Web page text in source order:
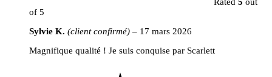
Rated 5 out
of 5
Sylvie K. (client confirmé) – 17 mars 2026
Magnifique qualité ! Je suis conquise par Scarlett